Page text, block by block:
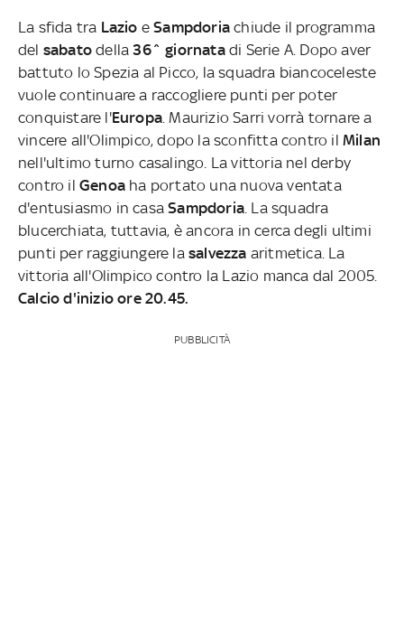
La sfida tra Lazio eSampdoria chiude il programma
del sabato della36^ giornatadi Serie A. Dopo aver
battuto lo Spezia al Picco, la squadra biancoceleste
vuole continuare a raccogliere punti per poter
conquistare l'Europa . Maurizio Sarri vorrà tornare a
vincere all'Olimpico, dopo la sconfitta contro il Milan
nell'ultimo turno casalingo. La vittoria nel derby
contro il Genoa ha portato una nuova ventata
d'entusiasmo in casaSampdoria . La squadra
blucerchiata, tuttavia, è ancora in cerca degli ultimi
punti per raggiungere la salvezza aritmetica. La
vittoria all'Olimpico contro la Lazio manca dal 2005.
Calcio d'inizio ore 20.45.
PUBBLICITÀ